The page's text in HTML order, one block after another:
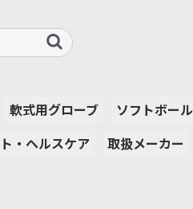
ァ
軟式用グローブ
オールポジション
投手用
内野手用
外野手用
キャッチャー・ファ
ジュニア用
ソフトボール
バット
グローブ
・ヘルスケア 取扱メーカー